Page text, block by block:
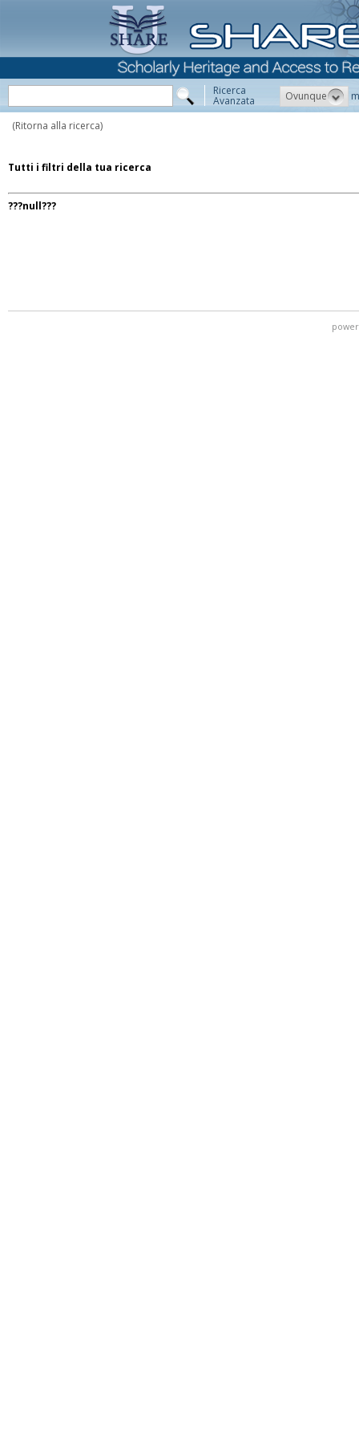
Ricerca
Avanzata Ovunque
(Ritorna alla ricerca)
Tutti i filtri della tua ricerca
???null???